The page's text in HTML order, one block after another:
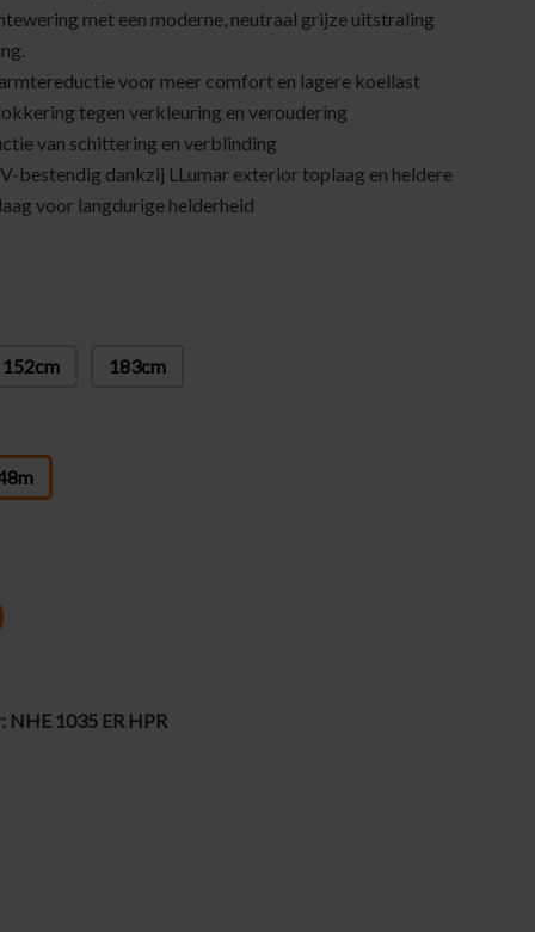
met een moderne, neutraal grijze uitstraling
voor meer comfort en lagere koellast
tegen verkleuring en veroudering
van schittering en verblinding
bestendig dankzij LLumar exterior toplaag en heldere
voor langdurige helderheid
152cm 183cm
NHE 1035 ER HPR